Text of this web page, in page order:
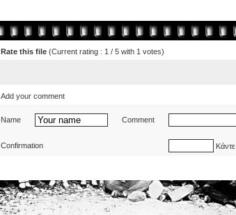
Rate this file (Current rating : 1 / 5 with 1 votes)
Add your comment
Name Comment
Confirmation